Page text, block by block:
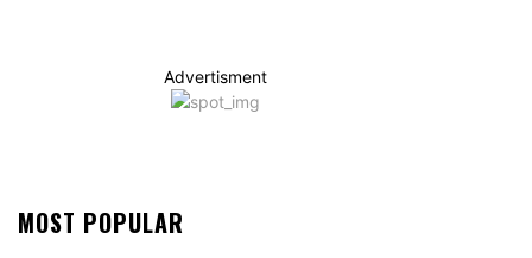
Advertisment
MOST POPULAR